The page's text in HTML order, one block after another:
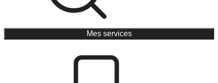
Mes services